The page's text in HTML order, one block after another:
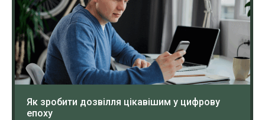
Як зробити дозвілля цікавішим у цифрову
епоху